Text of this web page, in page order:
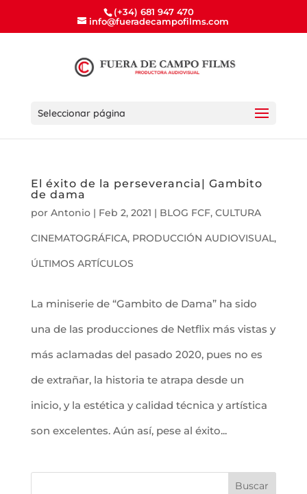
(+34) 681 947 470
info@fueradecampofilms.com
Seleccionar página
El éxito de la perseverancia| Gambito
de dama
por Antonio| Feb 2, 2021 | BLOG FCF, CULTURA
CINEMATOGRÁFICA, PRODUCCIÓN AUDIOVISUAL,
ÚLTIMOS ARTÍCULOS
La miniserie de “Gambito de Dama” ha sido
una de las producciones de Netflix más vistas y
más aclamadas del pasado 2020, pues no es
de extrañar, la historia te atrapa desde un
inicio, y la estética y calidad técnica y artística
son excelentes. Aún así, pese al éxito...